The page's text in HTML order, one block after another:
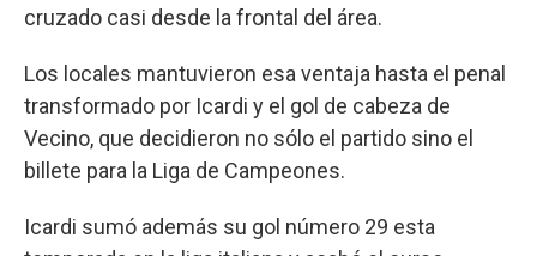
cruzado casi desde la frontal del área.
Los locales mantuvieron esa ventaja hasta el penal
transformado por Icardi y el gol de cabeza de
Vecino, que decidieron no sólo el partido sino el
billete para la Liga de Campeones.
Icardi sumó además su gol número 29 esta